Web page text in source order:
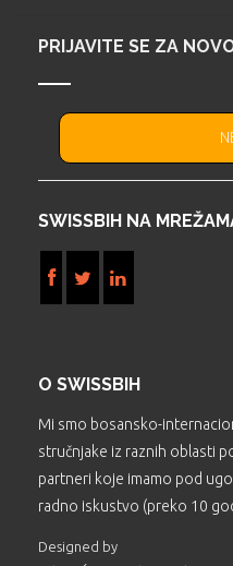
PRIJAVITE SE ZA
SWISSBIH NA
O SWISSBIH
Mi smo bosansko-
stručnjake iz raznih oblasti
partneri koje imamo pod
radno iskustvo (preko 10
Designed by